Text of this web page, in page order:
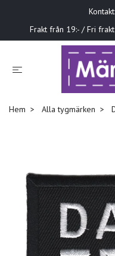
Kontakt:
Frakt från 19:- / Fri
Hem Alla tygmärken